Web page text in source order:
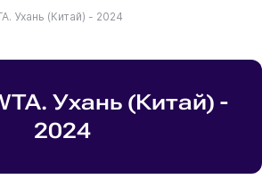
Ухань (Китай) - 2024
Ухань (Китай) -
2024